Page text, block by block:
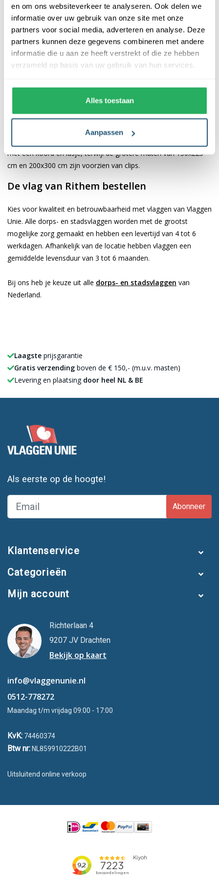
en om ons websiteverkeer te analyseren. Ook delen we
informatie over uw gebruik van onze site met onze
partners voor social media, adverteren en analyse. Deze
partners kunnen deze gegevens combineren met andere
informatie die u aan ze heeft verstrekt of die ze hebben
verzameld op basis van uw gebruik van hun services.
Alles toestaan
Aanpassen
De afwerking van onze vlaggen is van hoge kwaliteit. Ze zijn
voorzien van een sterke kopband en een dubbele stiknaad, wat
bijdraagt aan hun duurzaamheid en stevigheid. Wij bieden de
vlag vanRithem aan in verschillende afmetingen, namelijk
40x60 cm, 70x100 cm, 100x150 cm, 150x225 cm en 200x300
Afhankelijk van de afmetingen die je kiest, worden de vlaggen
voorzien van verschillende bevestigingsmogelijkheden. De
met een koord en lusje, terwijl de grotere maten van 150x225
cm en 200x300 cm zijn voorzien van clips.
De vlag van Rithem bestellen
Kies voor kwaliteit en betrouwbaarheid met vlaggen van Vlaggen
Unie. Alle dorps- en stadsvlaggen worden met de grootst
mogelijke zorg gemaakt en hebben een levertijd van 4 tot 6
werkdagen. Afhankelijk van de locatie hebben vlaggen een
gemiddelde levensduur van 3 tot 6 maanden.
Bij ons heb je keuze uit alle dorps- en stadsvlaggen van
Nederland.
Laagste prijsgarantie
Gratis verzending boven de € 150,- (m.u.v. masten)
Levering en plaatsing door heel NL & BE
Als eerste op de hoogte!
Abonneer
Klantenservice
Categorieën
Mijn account
Richterlaan 4
9207 JV Drachten
Bekijk op kaart
info@vlaggenunie.nl
0512-778272
Maandag t/m vrijdag 09:00 - 17:00
KvK: 74460374
Btw nr: NL859910222B01
Uitsluitend online verkoop